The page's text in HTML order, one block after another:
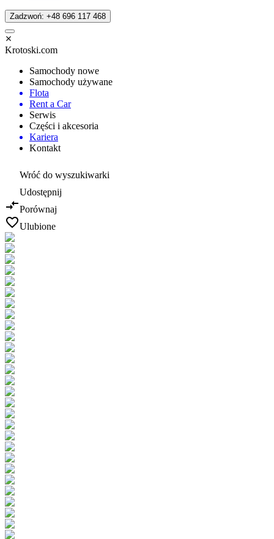
Zadzwoń: +48 696 117 468
Krotoski.com
Samochody nowe
Samochody używane
Flota
Rent a Car
Serwis
Części i akcesoria
Kariera
Kontakt
Wróć do wyszukiwarki
Udostępnij
Porównaj
Ulubione